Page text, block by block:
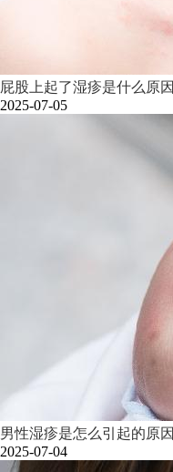
屁股上起了湿疹是什么原因
2025-07-05
男性湿疹是怎么引起的原因
2025-07-04